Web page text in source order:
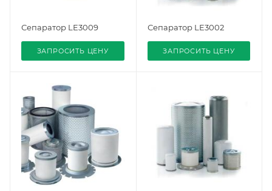
Сепаратор LE3009
ЗАПРОСИТЬ ЦЕНУ
Сепаратор LE3002
ЗАПРОСИТЬ ЦЕНУ